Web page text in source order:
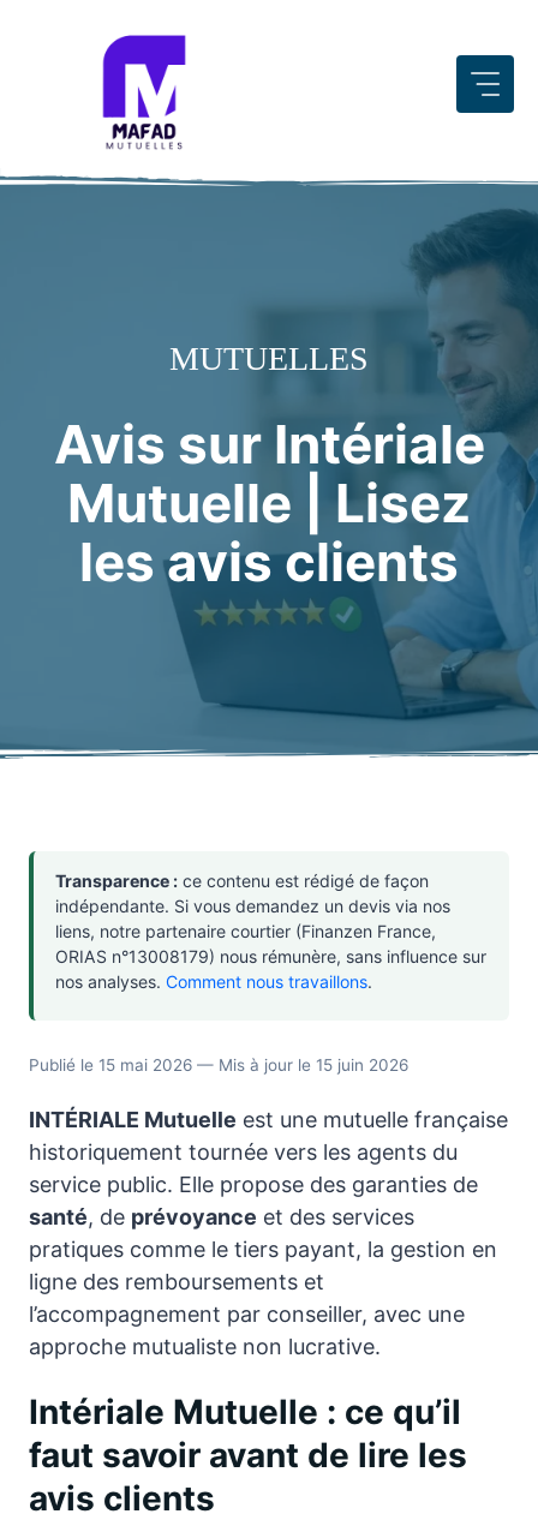
MUTUELLES
Avis sur Intériale
Mutuelle | Lisez
les avis clients
Transparence : ce contenu est rédigé de façon
indépendante. Si vous demandez un devis via nos
liens, notre partenaire courtier (Finanzen France,
ORIAS n°13008179) nous rémunère, sans influence sur
nos analyses. Comment nous travaillons.
Publié le 15 mai 2026 — Mis à jour le 15 juin 2026
INTÉRIALE Mutuelle est une mutuelle française
historiquement tournée vers les agents du
service public. Elle propose des garanties de
santé, de prévoyance et des services
pratiques comme le tiers payant, la gestion en
ligne des remboursements et
l’accompagnement par conseiller, avec une
approche mutualiste non lucrative.
Intériale Mutuelle : ce qu’il
faut savoir avant de lire les
avis clients